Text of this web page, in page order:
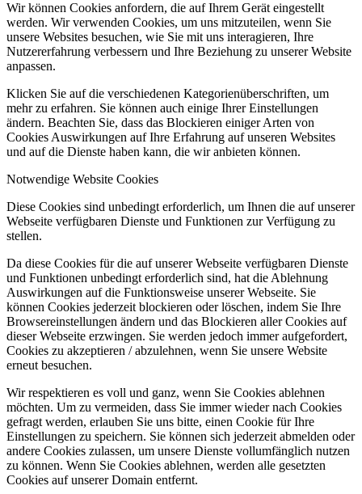
Wir können Cookies anfordern, die auf Ihrem Gerät eingestellt
werden. Wir verwenden Cookies, um uns mitzuteilen, wenn Sie
unsere Websites besuchen, wie Sie mit uns interagieren, Ihre
Nutzererfahrung verbessern und Ihre Beziehung zu unserer Website
anpassen.
Klicken Sie auf die verschiedenen Kategorienüberschriften, um
mehr zu erfahren. Sie können auch einige Ihrer Einstellungen
ändern. Beachten Sie, dass das Blockieren einiger Arten von
Cookies Auswirkungen auf Ihre Erfahrung auf unseren Websites
und auf die Dienste haben kann, die wir anbieten können.
Notwendige Website Cookies
Diese Cookies sind unbedingt erforderlich, um Ihnen die auf unserer
Webseite verfügbaren Dienste und Funktionen zur Verfügung zu
stellen.
Da diese Cookies für die auf unserer Webseite verfügbaren Dienste
und Funktionen unbedingt erforderlich sind, hat die Ablehnung
Auswirkungen auf die Funktionsweise unserer Webseite. Sie
können Cookies jederzeit blockieren oder löschen, indem Sie Ihre
Browsereinstellungen ändern und das Blockieren aller Cookies auf
dieser Webseite erzwingen. Sie werden jedoch immer aufgefordert,
Cookies zu akzeptieren / abzulehnen, wenn Sie unsere Website
erneut besuchen.
Wir respektieren es voll und ganz, wenn Sie Cookies ablehnen
möchten. Um zu vermeiden, dass Sie immer wieder nach Cookies
gefragt werden, erlauben Sie uns bitte, einen Cookie für Ihre
Einstellungen zu speichern. Sie können sich jederzeit abmelden oder
andere Cookies zulassen, um unsere Dienste vollumfänglich nutzen
zu können. Wenn Sie Cookies ablehnen, werden alle gesetzten
Cookies auf unserer Domain entfernt.